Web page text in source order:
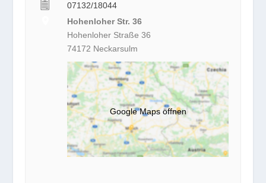
07132/18044
Hohenloher Str. 36
Hohenloher Straße 36
74172 Neckarsulm
Google Maps öffnen